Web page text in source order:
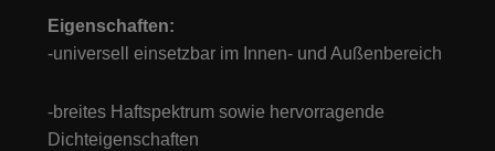
Eigenschaften:
-universell einsetzbar im Innen- und Außenbereich
-breites Haftspektrum sowie hervorragende
Dichteigenschaften